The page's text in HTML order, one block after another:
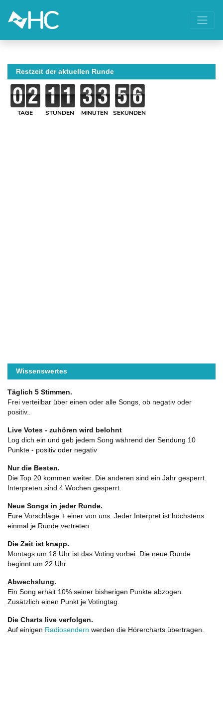
Restzeit der aktuellen Runde
TAGE STUNDEN MINUTEN SEKUNDEN
Wissenswertes
Täglich 5 Stimmen.
Frei verteilbar über einen oder alle Songs, ob negativ oder
positiv..
Live Votes - zuhören wird belohnt
Log dich ein und geb jedem Song während der Sendung 10
Punkte - positiv oder negativ
Nur die Besten.
Die Top 20 kommen weiter. Die anderen sind ein Jahr gesperrt.
Interpreten sind 4 Wochen gesperrt.
Neue Songs in jeder Runde.
Eure Vorschläge + einer von uns. Jeder Interpret ist höchstens
einmal je Runde vertreten.
Die Zeit ist knapp.
Montags um 18 Uhr ist das Voting vorbei. Die neue Runde
beginnt um 22 Uhr.
Abwechslung.
Ein Song erhält 10% seiner bisherigen Punkte abzogen.
Zusätzlich einen Punkt je Votingtag.
Die Charts live verfolgen.
Auf einigen Radiosendern werden die Hörercharts übertragen.